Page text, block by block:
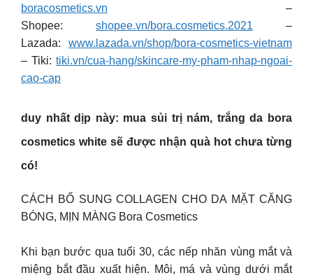
boracosmetics.vn –
Shopee: shopee.vn/bora.cosmetics.2021 –
Lazada: www.lazada.vn/shop/bora-cosmetics-vietnam
– Tiki: tiki.vn/cua-hang/skincare-my-pham-nhap-ngoai-
cao-cap
duy nhất dịp này: mua sủi trị nám, trắng da bora
cosmetics white sẽ được nhận quà hot chưa từng
có!
CÁCH BỔ SUNG COLLAGEN CHO DA MẶT CĂNG
BÓNG, MỊN MÀNG Bora Cosmetics
Khi bạn bước qua tuổi 30, các nếp nhăn vùng mắt và
miệng bắt đầu xuất hiện. Môi, má và vùng dưới mắt